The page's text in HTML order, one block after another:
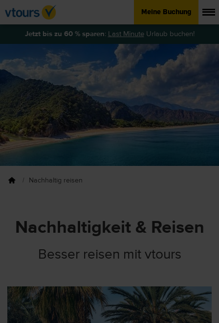
Meine Buchung
Jetzt bis zu 60 % sparen: Last MinuteUrlaub buchen!
Nachhaltig reisen
Nachhaltigkeit & Reisen
Besser reisen mit vtours